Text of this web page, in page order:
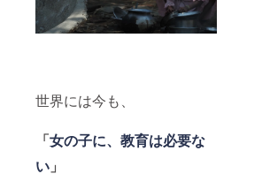
世界には今も、
「女の子に、教育は必要な
い 」